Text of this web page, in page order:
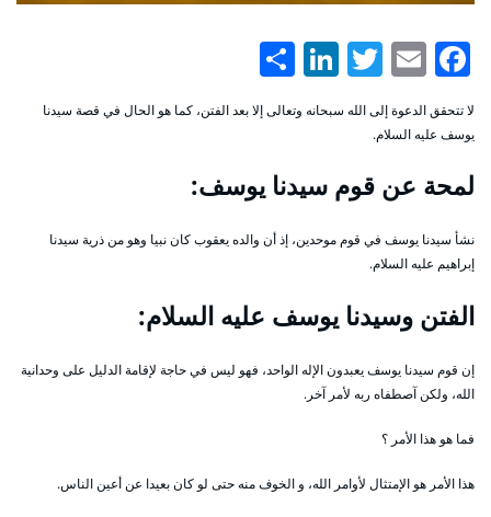
Facebook
Email
Twitter
LinkedIn
لا تتحقق الدعوة إلى الله سبحانه وتعالى إلا بعد الفتن، كما هو الحال في قصة سيدنا
يوسف عليه السلام.
لمحة عن قوم سيدنا يوسف:
نشأ سيدنا يوسف في قوم موحدين، إذ أن والده يعقوب كان نبيا وهو من ذرية سيدنا
إبراهيم عليه السلام.
الفتن وسيدنا يوسف عليه السلام:
إن قوم سيدنا يوسف يعبدون الإله الواحد، فهو ليس في حاجة لإقامة الدليل على وحدانية
الله، ولكن آصطفاه ربه لأمر آخر.
فما هو هذا الأمر ؟
هذا الأمر هو الإمتثال لأوامر الله، و الخوف منه حتى لو كان بعيدا عن أعين الناس.